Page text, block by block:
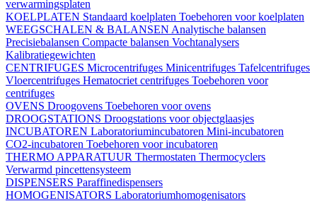
verwarmingsplaten
KOELPLATEN Standaard koelplaten Toebehoren voor koelplaten
WEEGSCHALEN & BALANSEN Analytische balansen
Precisiebalansen Compacte balansen Vochtanalysers
Kalibratiegewichten
CENTRIFUGES Microcentrifuges Minicentrifuges Tafelcentrifuges
Vloercentrifuges Hematocriet centrifuges Toebehoren voor
centrifuges
OVENS Droogovens Toebehoren voor ovens
DROOGSTATIONS Droogstations voor objectglaasjes
INCUBATOREN Laboratoriumincubatoren Mini-incubatoren
CO2-incubatoren Toebehoren voor incubatoren
THERMO APPARATUUR Thermostaten Thermocyclers
Verwarmd pincettensysteem
DISPENSERS Paraffinedispensers
HOMOGENISATORS Laboratoriumhomogenisators